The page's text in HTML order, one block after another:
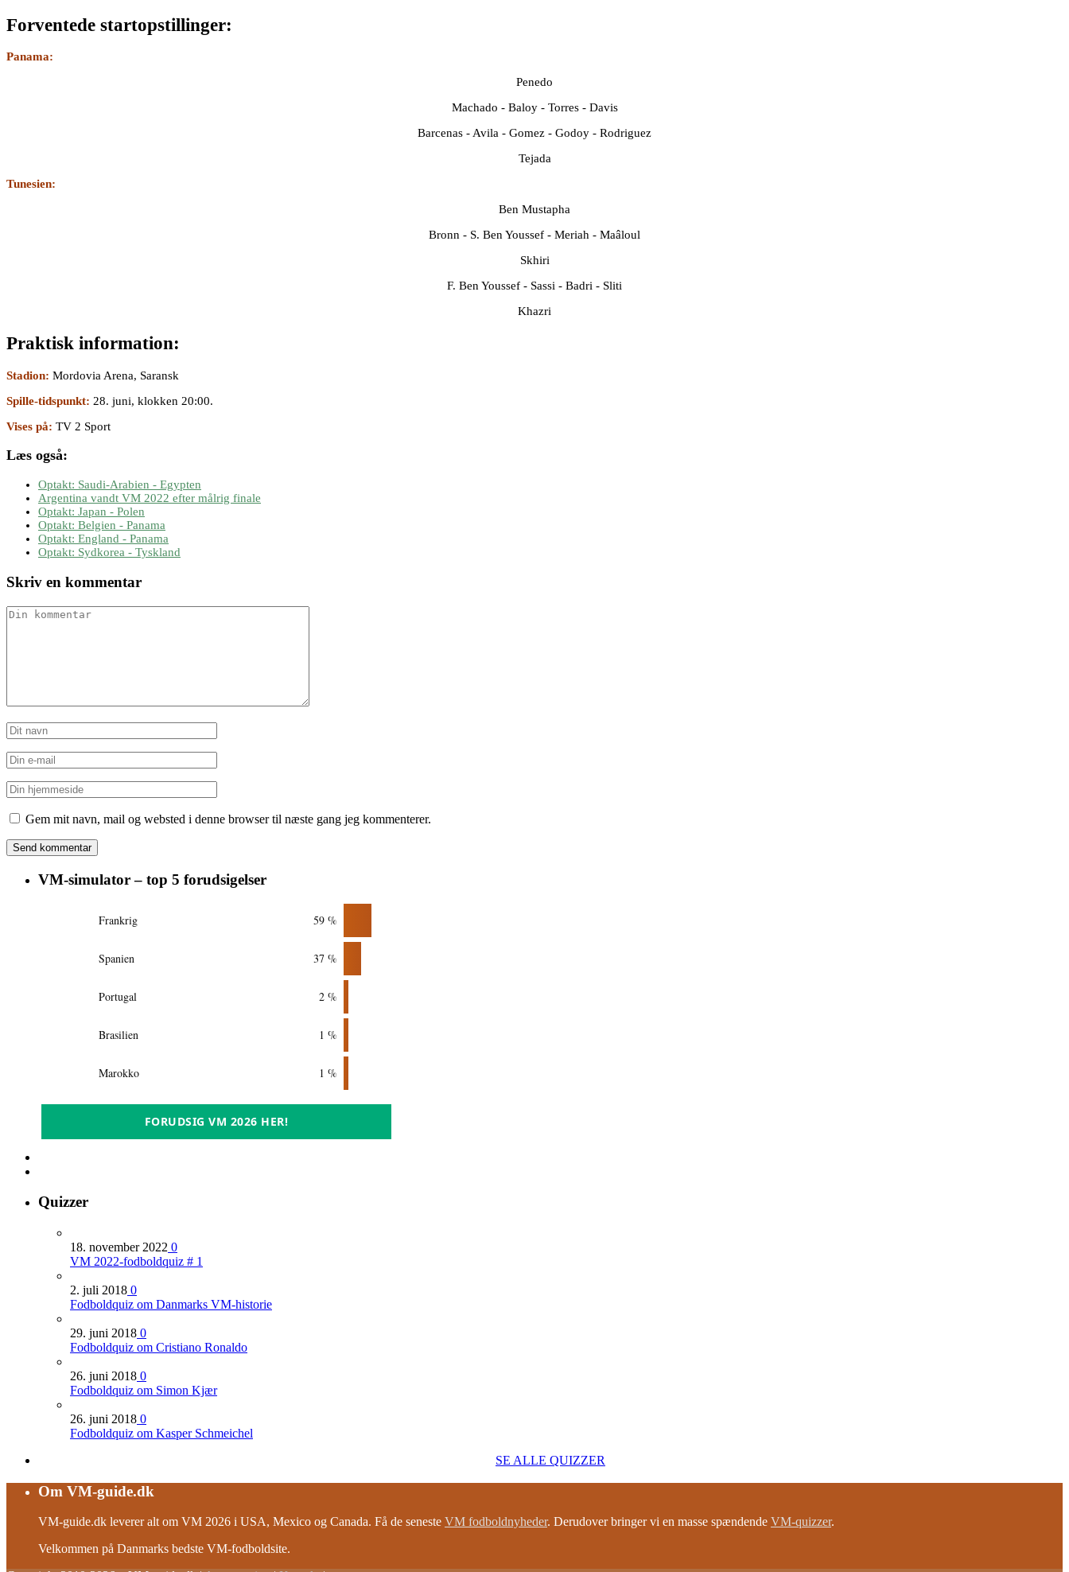
Forventede startopstillinger:
Panama:
Penedo
Machado - Baloy - Torres - Davis
Barcenas - Avila - Gomez - Godoy - Rodriguez
Tejada
Tunesien:
Ben Mustapha
Bronn - S. Ben Youssef - Meriah - Maâloul
Skhiri
F. Ben Youssef - Sassi - Badri - Sliti
Khazri
Praktisk information:
Stadion: Mordovia Arena, Saransk
Spille-tidspunkt: 28. juni, klokken 20:00.
Vises på: TV 2 Sport
Læs også:
Optakt: Saudi-Arabien - Egypten
Argentina vandt VM 2022 efter målrig finale
Optakt: Japan - Polen
Optakt: Belgien - Panama
Optakt: England - Panama
Optakt: Sydkorea - Tyskland
Skriv en kommentar
Gem mit navn, mail og websted i denne browser til næste gang jeg kommenterer.
VM-simulator – top 5 forudsigelser
Frankrig 59 %
Spanien 37 %
Portugal 2 %
Brasilien 1 %
Marokko 1 %
FORUDSIG VM 2026 HER!
Quizzer
18. november 2022 0
VM 2022-fodboldquiz # 1
2. juli 2018 0
Fodboldquiz om Danmarks VM-historie
29. juni 2018 0
Fodboldquiz om Cristiano Ronaldo
26. juni 2018 0
Fodboldquiz om Simon Kjær
26. juni 2018 0
Fodboldquiz om Kasper Schmeichel
SE ALLE QUIZZER
Om VM-guide.dk
VM-guide.dk leverer alt om VM 2026 i USA, Mexico og Canada. Få de seneste VM fodboldnyheder. Derudover bringer vi en masse spændende VM-quizzer.
Velkommen på Danmarks bedste VM-fodboldsite.